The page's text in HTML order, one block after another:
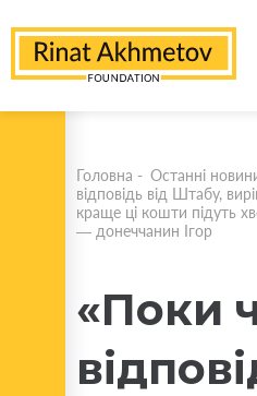
Головна - Останні
відповідь від Штабу,
краще ці кошти підуть
— донеччанин Ігор
«Поки